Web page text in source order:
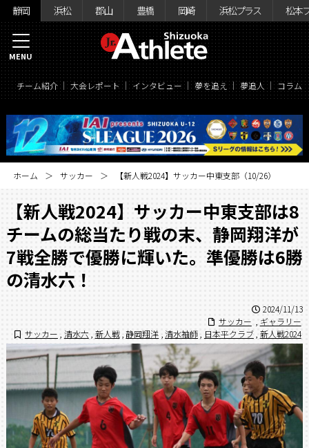
静岡 浜松 郡山 豊橋 岡崎 浜松プラス 松本
チーム紹介 大会レポート インタビュー 夢を追え 夢追人 コラム
MENU
ホーム サッカー 【新人戦2024】サッカー中東支部（10/26）
【新人戦2024】サッカー中東支部は8
チームの総当たり戦の末、静岡翔洋が
7戦全勝で優勝に輝いた。準優勝は6勝
の清水六！
2024/11/13
サッカー
ギャラリー
サッカー 清水六 新人戦 静岡翔洋 清水袖師 日本平クラブ 新人戦2024